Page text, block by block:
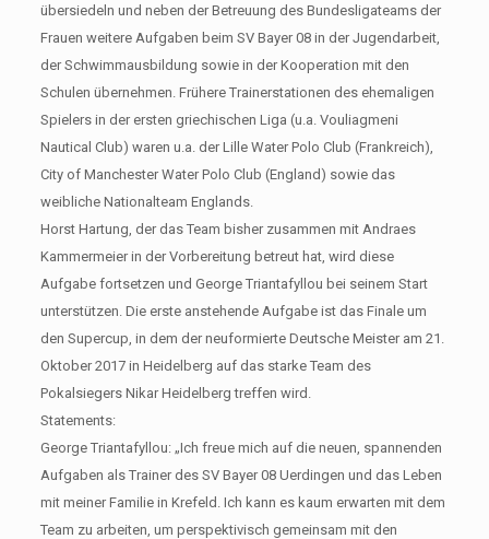
übersiedeln und neben der Betreuung des Bundesligateams der
Frauen weitere Aufgaben beim SV Bayer 08 in der Jugendarbeit,
der Schwimmausbildung sowie in der Kooperation mit den
Schulen übernehmen. Frühere Trainerstationen des ehemaligen
Spielers in der ersten griechischen Liga (u.a. Vouliagmeni
Nautical Club) waren u.a. der Lille Water Polo Club (Frankreich),
City of Manchester Water Polo Club (England) sowie das
weibliche Nationalteam Englands.
Horst Hartung, der das Team bisher zusammen mit Andraes
Kammermeier in der Vorbereitung betreut hat, wird diese
Aufgabe fortsetzen und George Triantafyllou bei seinem Start
unterstützen. Die erste anstehende Aufgabe ist das Finale um
den Supercup, in dem der neuformierte Deutsche Meister am 21.
Oktober 2017 in Heidelberg auf das starke Team des
Pokalsiegers Nikar Heidelberg treffen wird.
Statements:
George Triantafyllou: „Ich freue mich auf die neuen, spannenden
Aufgaben als Trainer des SV Bayer 08 Uerdingen und das Leben
mit meiner Familie in Krefeld. Ich kann es kaum erwarten mit dem
Team zu arbeiten, um perspektivisch gemeinsam mit den